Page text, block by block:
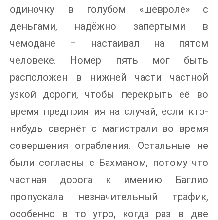
одиночку в голубом «шевроле» с
деньгами, надёжно запертыми в
чемодане – настаивал на пятом
человеке. Номер пять мог быть
расположен в нижней части частной
узкой дороги, чтобы перекрыть её во
время предприятия на случай, если кто-
нибудь свернёт с магистрали во время
совершения ограбления. Остальные не
были согласны с Бахманом, потому что
частная дорога к имению Баглио
пропускала незначительный трафик,
особенно в то утро, когда раз в две